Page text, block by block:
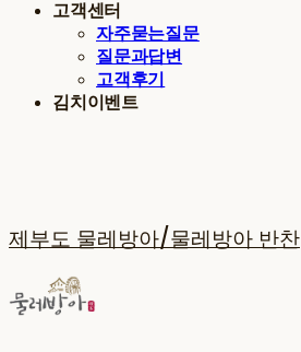
고객센터
자주묻는질문
질문과답변
고객후기
김치이벤트
제부도 물레방아/물레방아 반찬